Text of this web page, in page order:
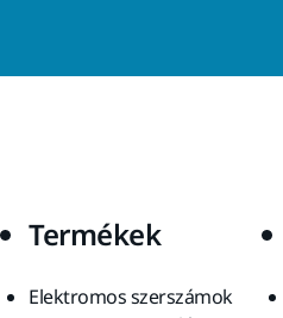
Termékek
Elektromos szerszámok